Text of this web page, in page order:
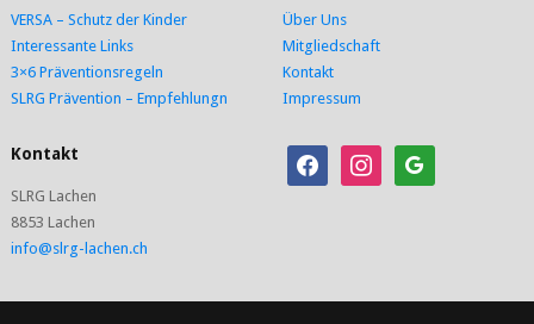
VERSA – Schutz der Kinder
Interessante Links
3×6 Präventionsregeln
SLRG Prävention – Empfehlungn
Kontakt
SLRG Lachen
8853 Lachen
info@slrg-lachen.ch
Über Uns
Mitgliedschaft
Kontakt
Impressum
facebookinstagramgoogle